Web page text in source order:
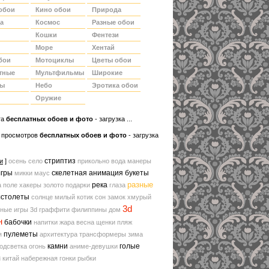
Кино обои
Космос
Кошки
Море
Мотоциклы
Мультфильмы
Небо
Оружие
Природа
Разные обои
Фентези
Хентай
Цветы обои
Широкие
Эротика обои
беcплатных обоев и фото - загрузка ...
просмотров бесплатных обоев и фото - загрузка
] осень село стриптиз прикольно вода манеры
микки маус скелетная анимация букеты
поле хакеры золото подарки река глаза разные
солнце милый котик сон замок хмурый
игры 3d граффити филиппины дом 3d
бабочки напитки жара весна щенки пляж
пулеметы архитектура трансформеры зима
огонь камни аниме-девушки голые
китай набережная гонки рыбки